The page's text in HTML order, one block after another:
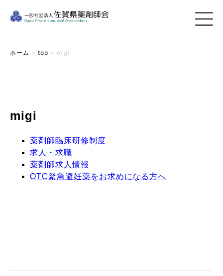
ホーム > top > migi
migi
薬剤師臨床研修制度
求人・求職
薬剤師求人情報
OTC緊急避妊薬をお求めになる方へ